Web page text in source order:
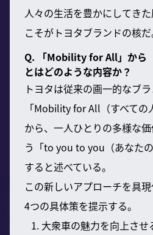
人々の生活を豊かにしてき
こそがトヨタブランドの核だ
Q. 「Mobility for All」から
とはどのような内容か？
トヨタは従来の画一的なブ
「Mobility for All（すべての
から、一人ひとりの多様な
う「to you to you（あなた
すると述べている。
この新しいアプローチを具
4つの具体策を提示する。
大衆車の魅力を向上さ